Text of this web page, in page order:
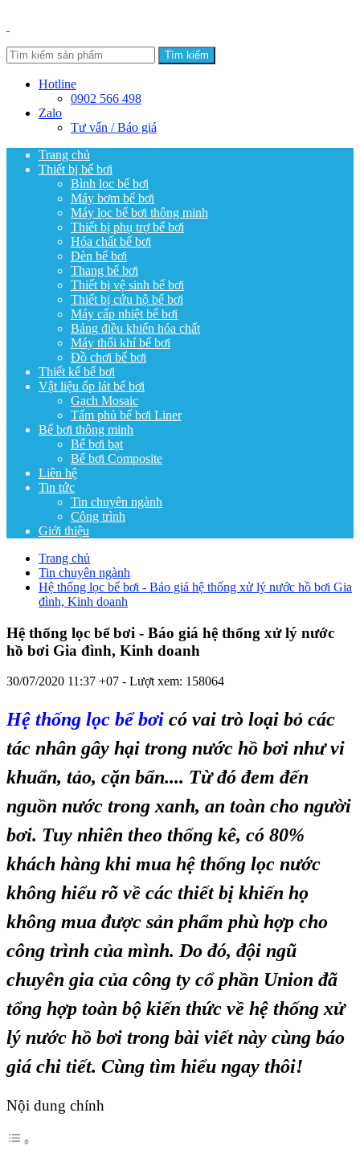
Tìm kiếm
Hotline
0902 566 498
Zalo
Tư vấn / Báo giá
Trang chủ
Thiết bị bể bơi
Bình lọc bể bơi
Máy bơm bể bơi
Máy lọc bể bơi thông minh
Thiết bị phụ trợ bể bơi
Hóa chất bể bơi
Đèn bể bơi
Thang bể bơi
Thiết bị vệ sinh bể bơi
Thiết bị cứu hộ bể bơi
Máy cấp nhiệt bể bơi
Bảng điều khiển hóa chất
Máy thổi khí bể bơi
Đồ chơi bể bơi
Thiết kế bể bơi
Vật liệu ốp lát bể bơi
Gạch Mosaic
Tấm phủ bể bơi Liner
Bể bơi thông minh
Bể bơi bạt
Bể bơi Composite
Liên hệ
Tin tức
Tin chuyên ngành
Công trình
Giới thiệu
Trang chủ
Tin chuyên ngành
Hệ thống lọc bể bơi - Báo giá hệ thống xử lý nước hồ bơi Gia
đình, Kinh doanh
Hệ thống lọc bể bơi - Báo giá hệ thống xử lý nước
hồ bơi Gia đình, Kinh doanh
30/07/2020 11:37 +07 - Lượt xem: 158064
Hệ thống lọc bể bơi có vai trò loại bỏ các
tác nhân gây hại trong nước hồ bơi như vi
khuẩn, tảo, cặn bẩn.... Từ đó đem đến
nguồn nước trong xanh, an toàn cho người
bơi. Tuy nhiên theo thống kê, có 80%
khách hàng khi mua hệ thống lọc nước
không hiểu rõ về các thiết bị khiến họ
không mua được sản phẩm phù hợp cho
công trình của mình. Do đó, đội ngũ
chuyên gia của công ty cổ phần Union đã
tổng hợp toàn bộ kiến thức về hệ thống xử
lý nước hồ bơi trong bài viết này cùng báo
giá chi tiết. Cùng tìm hiểu ngay thôi!
Nội dung chính